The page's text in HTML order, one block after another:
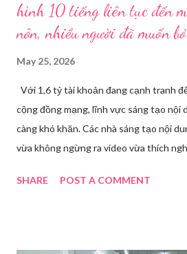
hình 10 tiếng liên tục đến
nôn, nhiều người đã muốn
May 25, 2026
Với 1,6 tỷ tài khoản đang cạnh tranh
cộng đồng mạng, lĩnh vực sáng tạo nội
càng khó khăn. Các nhà sáng tạo nội
vừa không ngừng ra video vừa thích
Huawei tại Hội nghị Di động Thế giới
SHARE POST A COMMENT